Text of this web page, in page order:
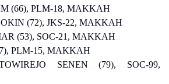
(66), PLM-18, MAKKAH
(72), JKS-22, MAKKAH
(53), SOC-21, MAKKAH
PLM-15, MAKKAH
SENEN (79), SOC-99,